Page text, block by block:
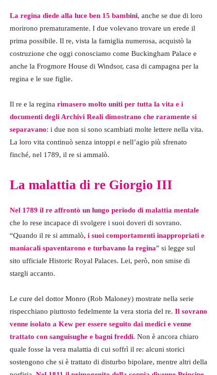
La regina diede alla luce ben 15 bambini, anche se due di loro
morirono prematuramente. I due volevano trovare un erede il
prima possibile. Il re, vista la famiglia numerosa, acquistò la
costruzione che oggi conosciamo come Buckingham Palace e
anche la Frogmore House di Windsor, casa di campagna per la
regina e le sue figlie.
Il re e la regina rimasero molto uniti per tutta la vita e i
documenti degli Archivi Reali dimostrano che raramente si
separavano: i due non si sono scambiati molte lettere nella vita.
La loro vita continuò senza intoppi e nell’agio più sfrenato
finché, nel 1789, il re si ammalò.
La malattia di re Giorgio III
Nel 1789 il re affrontò un lungo periodo di malattia mentale
che lo rese incapace di svolgere i suoi doveri di sovrano.
“Quando il re si ammalò, i suoi comportamenti inappropriati e
maniacali spaventarono e turbavano la regina” si legge sul
sito ufficiale Historic Royal Palaces. Lei, però, non smise di
stargli accanto.
Le cure del dottor Monro (Rob Maloney) mostrate nella serie
rispecchiano piuttosto fedelmente la vera storia del re. Il sovrano
venne isolato a Kew per essere seguito dai medici e venne
trattato con sanguisughe e bagni freddi. Non è ancora chiaro
quale fosse la vera malattia di cui soffrì il re: alcuni storici
sostengono che si è trattato di disturbo bipolare, mentre altri della